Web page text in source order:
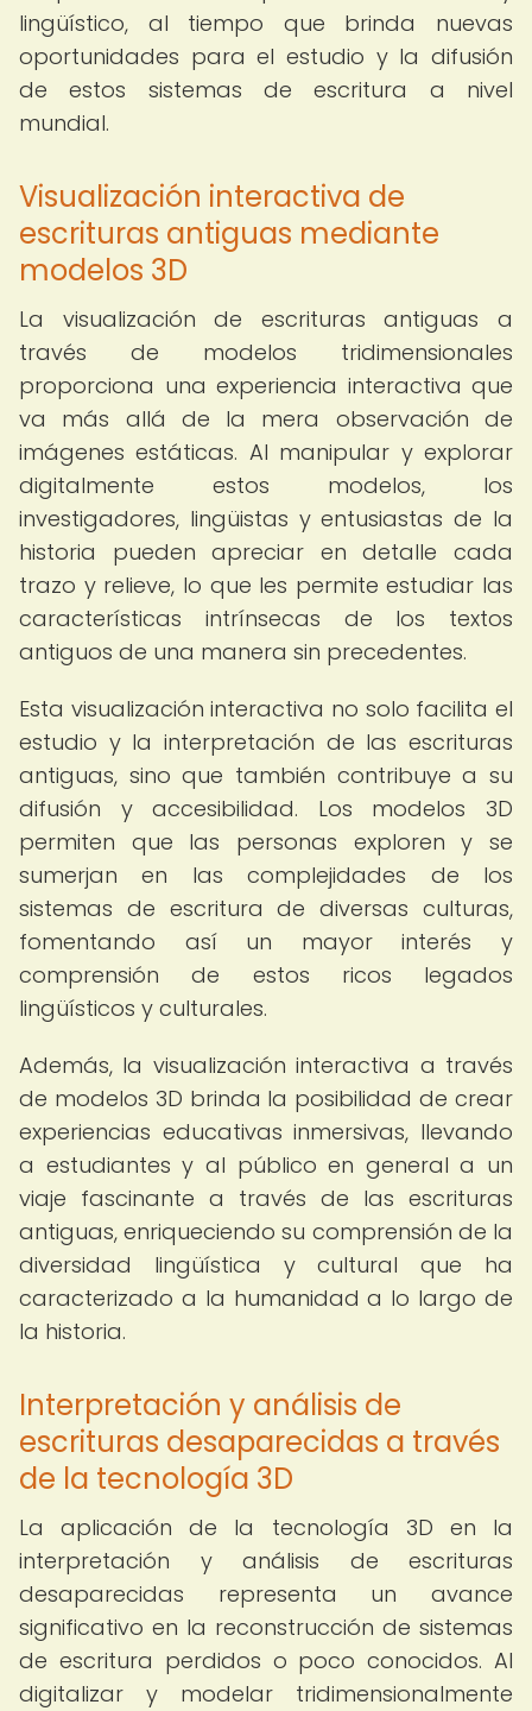
lingüístico, al tiempo que brinda nuevas
oportunidades para el estudio y la difusión
de estos sistemas de escritura a nivel
mundial.
Visualización interactiva de
escrituras antiguas mediante
modelos 3D
La visualización de escrituras antiguas a
través de modelos tridimensionales
proporciona una experiencia interactiva que
va más allá de la mera observación de
imágenes estáticas. Al manipular y explorar
digitalmente estos modelos, los
investigadores, lingüistas y entusiastas de la
historia pueden apreciar en detalle cada
trazo y relieve, lo que les permite estudiar las
características intrínsecas de los textos
antiguos de una manera sin precedentes.
Esta visualización interactiva no solo facilita el
estudio y la interpretación de las escrituras
antiguas, sino que también contribuye a su
difusión y accesibilidad. Los modelos 3D
permiten que las personas exploren y se
sumerjan en las complejidades de los
sistemas de escritura de diversas culturas,
fomentando así un mayor interés y
comprensión de estos ricos legados
lingüísticos y culturales.
Además, la visualización interactiva a través
de modelos 3D brinda la posibilidad de crear
experiencias educativas inmersivas, llevando
a estudiantes y al público en general a un
viaje fascinante a través de las escrituras
antiguas, enriqueciendo su comprensión de la
diversidad lingüística y cultural que ha
caracterizado a la humanidad a lo largo de
la historia.
Interpretación y análisis de
escrituras desaparecidas a través
de la tecnología 3D
La aplicación de la tecnología 3D en la
interpretación y análisis de escrituras
desaparecidas representa un avance
significativo en la reconstrucción de sistemas
de escritura perdidos o poco conocidos. Al
digitalizar y modelar tridimensionalmente